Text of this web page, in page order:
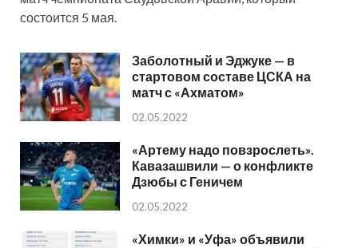
состоится 5 мая.
Заболотный и Эджуке — в
стартовом составе ЦСКА на
матч с «Ахматом»
02.05.2022
«Артему надо повзрослеть».
Кавазашвили — о конфликте
Дзюбы с Геничем
02.05.2022
«Химки» и «Уфа» объявили